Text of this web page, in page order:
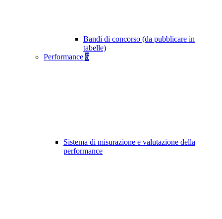
Bandi di concorso (da pubblicare in
tabelle)
Performance 6
Sistema di misurazione e valutazione della
performance